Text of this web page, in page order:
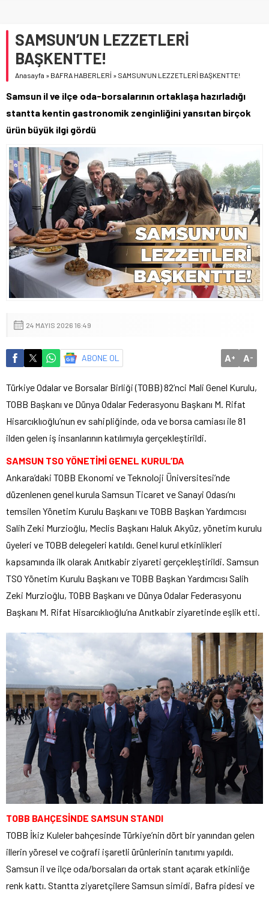
SAMSUN’UN LEZZETLERİ
BAŞKENTTE!
Anasayfa » BAFRA HABERLERİ » SAMSUN’UN LEZZETLERİ BAŞKENTTE!
Samsun il ve ilçe oda-borsalarının ortaklaşa hazırladığı
stantta kentin gastronomik zenginliğini yansıtan birçok
ürün büyük ilgi gördü
24 MAYIS 2026 16:49
ABONE OL A+ A-
Türkiye Odalar ve Borsalar Birliği (TOBB) 82’nci Mali Genel Kurulu,
TOBB Başkanı ve Dünya Odalar Federasyonu Başkanı M. Rifat
Hisarcıklıoğlu’nun ev sahipliğinde, oda ve borsa camiası ile 81
ilden gelen iş insanlarının katılımıyla gerçekleştirildi.
SAMSUN TSO YÖNETİMİ GENEL KURUL’DA
Ankara’daki TOBB Ekonomi ve Teknoloji Üniversitesi’nde
düzenlenen genel kurula Samsun Ticaret ve Sanayi Odası’nı
temsilen Yönetim Kurulu Başkanı ve TOBB Başkan Yardımcısı
Salih Zeki Murzioğlu, Meclis Başkanı Haluk Akyüz, yönetim kurulu
üyeleri ve TOBB delegeleri katıldı. Genel kurul etkinlikleri
kapsamında ilk olarak Anıtkabir ziyareti gerçekleştirildi. Samsun
TSO Yönetim Kurulu Başkanı ve TOBB Başkan Yardımcısı Salih
Zeki Murzioğlu, TOBB Başkanı ve Dünya Odalar Federasyonu
Başkanı M. Rifat Hisarcıklıoğlu’na Anıtkabir ziyaretinde eşlik etti.
TOBB BAHÇESİNDE SAMSUN STANDI
TOBB İkiz Kuleler bahçesinde Türkiye’nin dört bir yanından gelen
illerin yöresel ve coğrafi işaretli ürünlerinin tanıtımı yapıldı.
Samsun il ve ilçe oda/borsaları da ortak stant açarak etkinliğe
renk kattı. Stantta ziyaretçilere Samsun simidi, Bafra pidesi ve